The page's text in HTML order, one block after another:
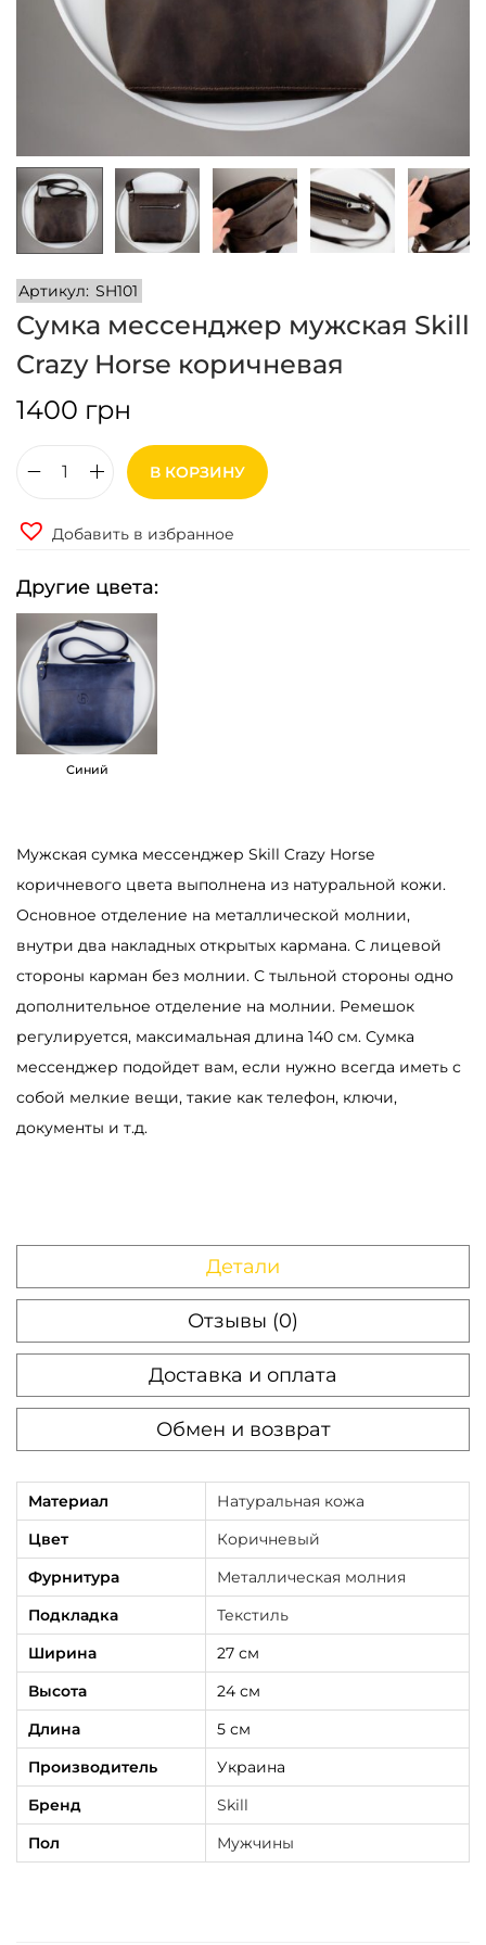
м
у
Артикул: SH101
Сумка мессенджер мужская Skill
Crazy Horse коричневая
1400 грн
л
е
с
в
о
в
а
р
а
С
у
м
к
а
м
е
д
р
у
ж
с
к
а
я
S
k
i
l
l
C
r
В КОРЗИНУ
Добавить в избранное
Другие цвета:
Синий
Мужская сумка мессенджер Skill Crazy Horse
коричневого цвета выполнена из натуральной кожи.
Основное отделение на металлической молнии,
внутри два накладных открытых кармана. С лицевой
стороны карман без молнии. С тыльной стороны одно
дополнительное отделение на молнии. Ремешок
регулируется, максимальная длина 140 см. Сумка
мессенджер подойдет вам, если нужно всегда иметь с
собой мелкие вещи, такие как телефон, ключи,
документы и т.д.
Детали
Отзывы (0)
Доставка и оплата
Обмен и возврат
Материал
Натуральная кожа
Цвет
Коричневый
Фурнитура
Металлическая молния
Подкладка
Текстиль
Ширина
27 см
Высота
24 см
Длина
5 см
Производитель
Украина
Бренд
Skill
Пол
Мужчины